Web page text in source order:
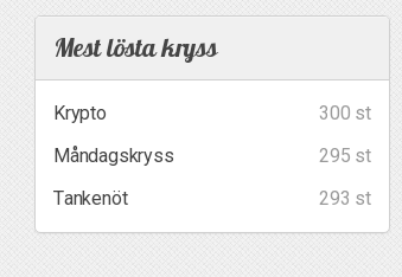
Mest lösta kryss
Krypto
300 st
Måndagskryss
295 st
Tankenöt
293 st